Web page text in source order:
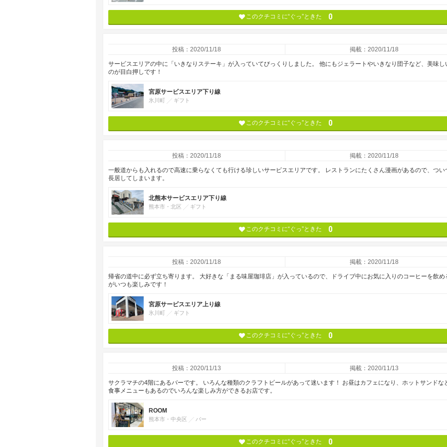
このクチコミに“ぐっ”ときた 0
投稿：2020/11/18 掲載：2020/11/18
サービスエリアの中に「いきなりステーキ」が入っていてびっくりしました。 他にもジェラートやいきなり団子など、美味し
のが目白押しです！
宮原サービスエリア下り線
氷川町 ギフト
このクチコミに“ぐっ”ときた 0
投稿：2020/11/18 掲載：2020/11/18
一般道からも入れるので高速に乗らなくても行ける珍しいサービスエリアです。 レストランにたくさん漫画があるので、つい
長居してしまいます。
北熊本サービスエリア下り線
熊本市・北区 ギフト
このクチコミに“ぐっ”ときた 0
投稿：2020/11/18 掲載：2020/11/18
帰省の道中に必ず立ち寄ります。 大好きな「まる味屋珈琲店」が入っているので、ドライブ中にお気に入りのコーヒーを飲め
がいつも楽しみです！
宮原サービスエリア上り線
氷川町 ギフト
このクチコミに“ぐっ”ときた 0
投稿：2020/11/13 掲載：2020/11/13
サクラマチの4階にあるバーです。 いろんな種類のクラフトビールがあって迷います！ お昼はカフェになり、ホットサンドな
食事メニューもあるのでいろんな楽しみ方ができるお店です。
ROOM
熊本市・中央区 バー
このクチコミに“ぐっ”ときた 0